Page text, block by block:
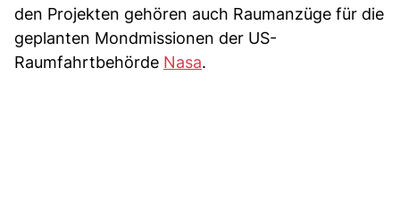
den Projekten gehören auch Raumanzüge für die
geplanten Mondmissionen der US-
Raumfahrtbehörde Nasa.